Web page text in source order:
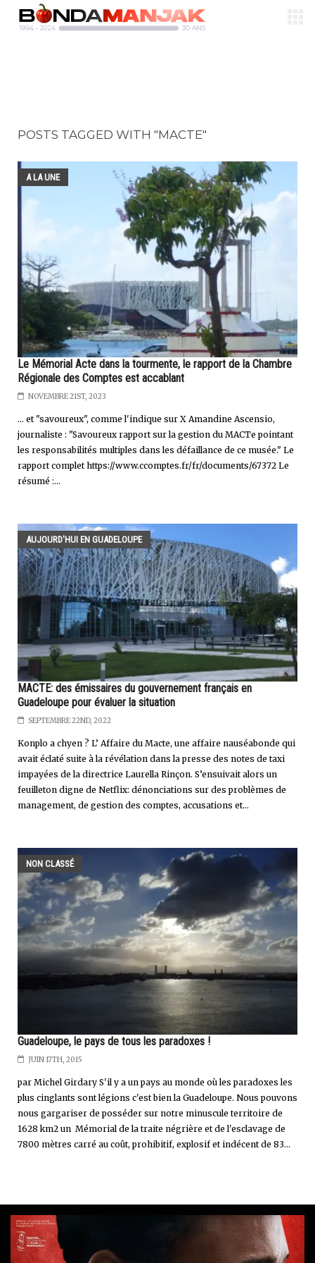
POSTS TAGGED WITH "MACTE"
A LA UNE
Le Mémorial Acte dans la tourmente, le rapport de la Chambre
Régionale des Comptes est accablant
NOVEMBRE 21ST, 2023
... et "savoureux", comme l'indique sur X Amandine Ascensio,
journaliste : "Savoureux rapport sur la gestion du MACTe pointant
les responsabilités multiples dans les défaillance de ce musée." Le
rapport complet https://www.ccomptes.fr/fr/documents/67372 Le
résumé :...
AUJOURD'HUI EN GUADELOUPE
MACTE: des émissaires du gouvernement français en
Guadeloupe pour évaluer la situation
SEPTEMBRE 22ND, 2022
Konplo a chyen ? L’ Affaire du Macte, une affaire nauséabonde qui
avait éclaté suite à la révélation dans la presse des notes de taxi
impayées de la directrice Laurella Rinçon. S’ensuivait alors un
feuilleton digne de Netflix: dénonciations sur des problèmes de
management, de gestion des comptes, accusations et...
NON CLASSÉ
Guadeloupe, le pays de tous les paradoxes !
JUIN 17TH, 2015
par Michel Girdary S'il y a un pays au monde où les paradoxes les
plus cinglants sont légions c'est bien la Guadeloupe. Nous pouvons
nous gargariser de posséder sur notre minuscule territoire de
1628 km2 un Mémorial de la traite négrière et de l'esclavage de
7800 mètres carré au coût, prohibitif, explosif et indécent de 83...